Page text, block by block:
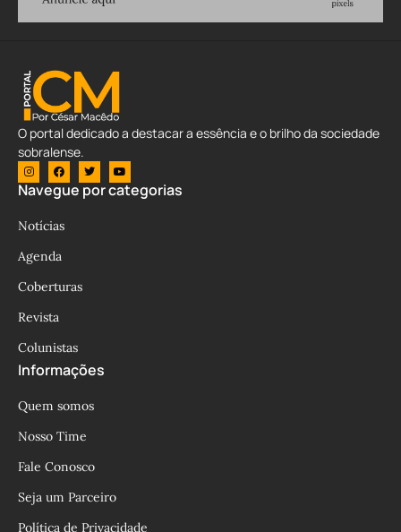
O portal dedicado a destacar a essência e o brilho da sociedade
sobralense.
Navegue por categorias
Notícias
Agenda
Coberturas
Revista
Colunistas
Informações
Quem somos
Nosso Time
Fale Conosco
Seja um Parceiro
Política de Privacidade